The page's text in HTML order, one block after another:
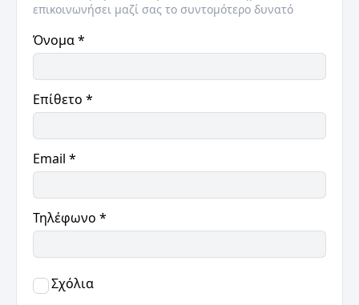
επικοινωνήσει μαζί σας το συντομότερο δυνατό
Όνομα*
Επίθετο *
Email *
Τηλέφωνο *
Σχόλια